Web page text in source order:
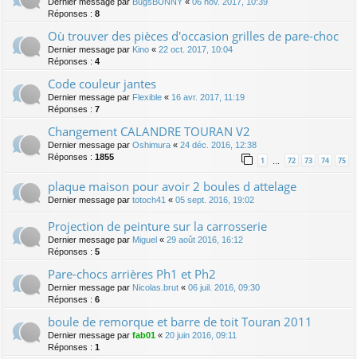
Réponses : 8
Où trouver des pièces d'occasion grilles de pare-choc
Dernier message par Kino « 22 oct. 2017, 10:04
Réponses : 4
Code couleur jantes
Dernier message par Flexible « 16 avr. 2017, 11:19
Réponses : 7
Changement CALANDRE TOURAN V2
Dernier message par Oshimura « 24 déc. 2016, 12:38
Réponses : 1855 1 … 72 73 74 75
plaque maison pour avoir 2 boules d attelage
Dernier message par totoch41 « 05 sept. 2016, 19:02
Projection de peinture sur la carrosserie
Dernier message par Miguel « 29 août 2016, 16:12
Réponses : 5
Pare-chocs arrières Ph1 et Ph2
Dernier message par Nicolas.brut « 06 juil. 2016, 09:30
Réponses : 6
boule de remorque et barre de toit Touran 2011
Dernier message par fab01 « 20 juin 2016, 09:11
Réponses : 1